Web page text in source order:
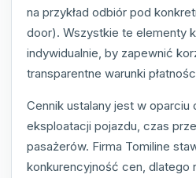
na przykład odbiór pod
door). Wszystkie te elementy
indywidualnie, by zapewnić
transparentne warunki
Cennik ustalany jest w oparciu
eksploatacji pojazdu, czas
pasażerów. Firma Tomiline
konkurencyjność cen, dlatego